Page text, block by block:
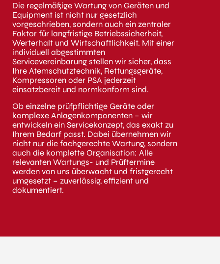
Die regelmäßige Wartung von Geräten und
Equipment ist nicht nur gesetzlich
vorgeschrieben, sondern auch ein zentraler
Faktor für langfristige Betriebssicherheit,
Werterhalt und Wirtschaftlichkeit. Mit einer
individuell abgestimmten
Servicevereinbarung stellen wir sicher, dass
Ihre Atemschutztechnik, Rettungsgeräte,
Kompressoren oder PSA jederzeit
einsatzbereit und normkonform sind.
Ob einzelne prüfpflichtige Geräte oder
komplexe Anlagenkomponenten – wir
entwickeln ein Servicekonzept, das exakt zu
Ihrem Bedarf passt. Dabei übernehmen wir
nicht nur die fachgerechte Wartung, sondern
auch die komplette Organisation: Alle
relevanten Wartungs- und Prüftermine
werden von uns überwacht und fristgerecht
umgesetzt – zuverlässig, effizient und
dokumentiert.